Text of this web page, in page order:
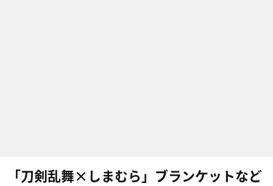
「刀剣乱舞×しまむら」ブランケットなど